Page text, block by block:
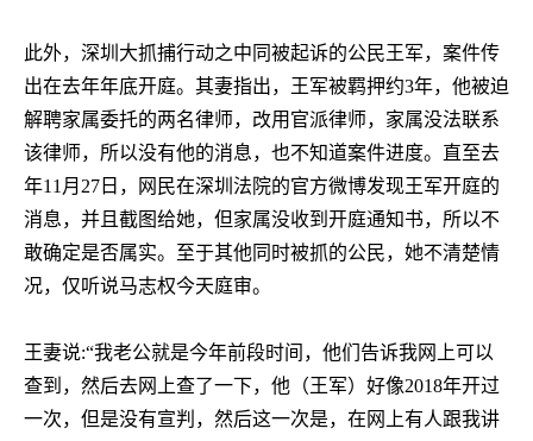
此外，深圳大抓捕行动之中同被起诉的公民王军，案件传
出在去年年底开庭。其妻指出，王军被羁押约3年，他被迫
解聘家属委托的两名律师，改用官派律师，家属没法联系
该律师，所以没有他的消息，也不知道案件进度。直至去
年11 月 27 日，网民在深圳法院的官方微博发现王军开庭的
消息，并且截图给她，但家属没收到开庭通知书，所以不
敢确定是否属实。至于其他同时被抓的公民，她不清楚情
况，仅听说马志权今天庭审。
王妻说:“我老公就是今年前段时间，他们告诉我网上可以
查到，然后去网上查了一下，他（王军）好像2018年开过
一次，但是没有宣判，然后这一次是，在网上有人跟我讲